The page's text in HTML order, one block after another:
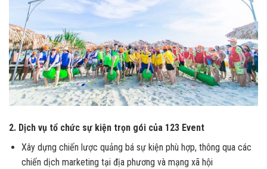
2. Dịch vụ tổ chức sự kiện trọn gói của 123 Event
Xây dựng chiến lược quảng bá sự kiện phù hợp, thông qua các
chiến dịch marketing tại địa phương và mạng xã hội